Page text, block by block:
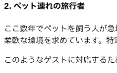
2. ペット連れの旅行者
ここ数年でペットを飼う人が急
柔軟な環境を求めています。
このようなゲストに対応する